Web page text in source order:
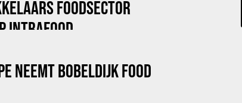
FOODSECTOR
INTRAFOOD
NEEMT BOBELDIJK FOOD